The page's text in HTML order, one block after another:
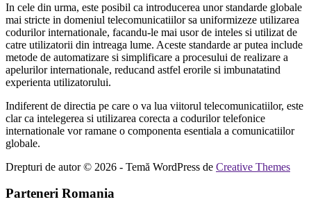
In cele din urma, este posibil ca introducerea unor standarde globale
mai stricte in domeniul telecomunicatiilor sa uniformizeze utilizarea
codurilor internationale, facandu-le mai usor de inteles si utilizat de
catre utilizatorii din intreaga lume. Aceste standarde ar putea include
metode de automatizare si simplificare a procesului de realizare a
apelurilor internationale, reducand astfel erorile si imbunatatind
experienta utilizatorului.
Indiferent de directia pe care o va lua viitorul telecomunicatiilor, este
clar ca intelegerea si utilizarea corecta a codurilor telefonice
internationale vor ramane o componenta esentiala a comunicatiilor
globale.
Drepturi de autor © 2026 - Temă WordPress de Creative Themes
Parteneri Romania